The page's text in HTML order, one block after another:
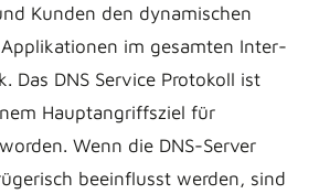
Kunden den dynamischen
im gesamten Inter-
Das DNS Service Protokoll ist
Hauptangriffsziel für
Wenn die DNS-Server
beeinflusst werden, sind